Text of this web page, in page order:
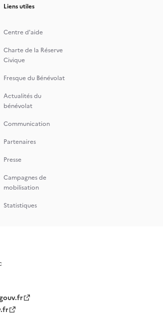
Liens utiles
Centre d'aide
Charte de la Réserve
Civique
Fresque du Bénévolat
Actualités du
bénévolat
Communication
Partenaires
Presse
Campagnes de
mobilisation
Statistiques